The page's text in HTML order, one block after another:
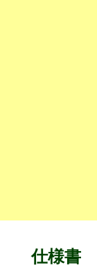
仕様書